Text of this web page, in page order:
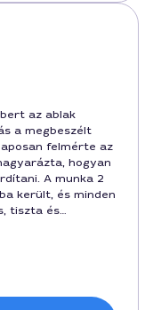
az ablak
a megbeszélt
felmérte az
hogyan
A munka 2
került, és minden
tiszta és